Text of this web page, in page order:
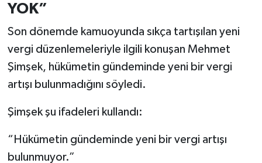
YOK”
Son dönemde kamuoyunda sıkça tartışılan yeni
vergi düzenlemeleriyle ilgili konuşan Mehmet
Şimşek, hükümetin gündeminde yeni bir vergi
artışı bulunmadığını söyledi.
Şimşek şu ifadeleri kullandı:
“Hükümetin gündeminde yeni bir vergi artışı
bulunmuyor.”